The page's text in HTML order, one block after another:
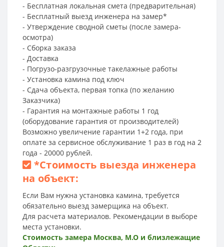
- Бесплатная локальная смета (предварительная)
- Бесплатный выезд инженера на замер*
- Утверждение сводной сметы (после замера-
осмотра)
- Сборка заказа
- Доставка
- Погрузо-разгрузочные такелажные работы
- Установка камина под ключ
- Сдача объекта, первая топка (по желанию
Заказчика)
- Гарантия на монтажные работы 1 год
(оборудование гарантия от производителей)
Возможно увеличение гарантии 1+2 года, при
оплате за сервисное обслуживание 1 раз в год на 2
года - 20000 рублей.
*Стоимость выезда инженера
на объект:
Если Вам нужна установка камина, требуется
обязательно выезд замерщика на объект.
Для расчета материалов. Рекомендации в выборе
места установки.
Стоимость замера Москва, М.О и близлежащие